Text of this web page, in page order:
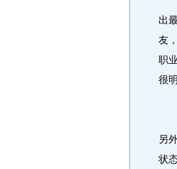
出
友
职
很
接
另
状